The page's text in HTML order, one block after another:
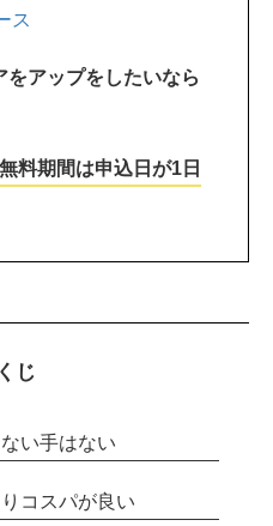
ス
アップをしたいなら
料期間は申込日が1日
じ
い手はない
コスパが良い